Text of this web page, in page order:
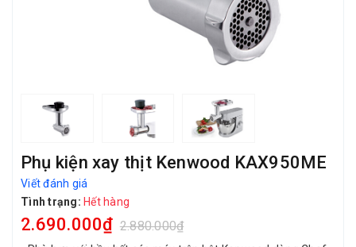
Phụ kiện xay thịt Kenwood KAX950ME
Viết đánh giá
Tình trạng: Hết hàng
2.690.000₫ 2.880.000₫